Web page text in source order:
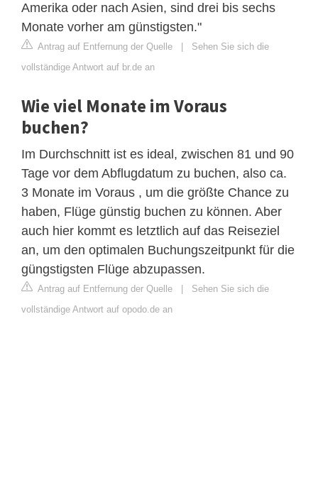
Amerika oder nach Asien, sind drei bis sechs
Monate vorher am günstigsten."
Antrag auf Entfernung der Quelle
Sehen Sie sich die
vollständige Antwort auf br.de an
Wie viel Monate im Voraus
buchen?
Im Durchschnitt ist es ideal, zwischen 81 und 90
Tage vor dem Abflugdatum zu buchen, also ca.
3 Monate im Voraus , um die größte Chance zu
haben, Flüge günstig buchen zu können. Aber
auch hier kommt es letztlich auf das Reiseziel
an, um den optimalen Buchungszeitpunkt für die
güngstigsten Flüge abzupassen.
Antrag auf Entfernung der Quelle
Sehen Sie sich die
vollständige Antwort auf opodo.de an